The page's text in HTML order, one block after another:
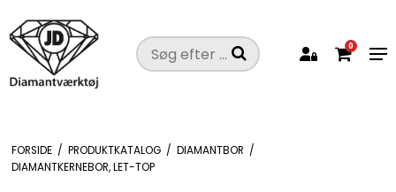
0
FORSIDE / PRODUKTKATALOG / DIAMANTBOR /
DIAMANTKERNEBOR, LET-TOP